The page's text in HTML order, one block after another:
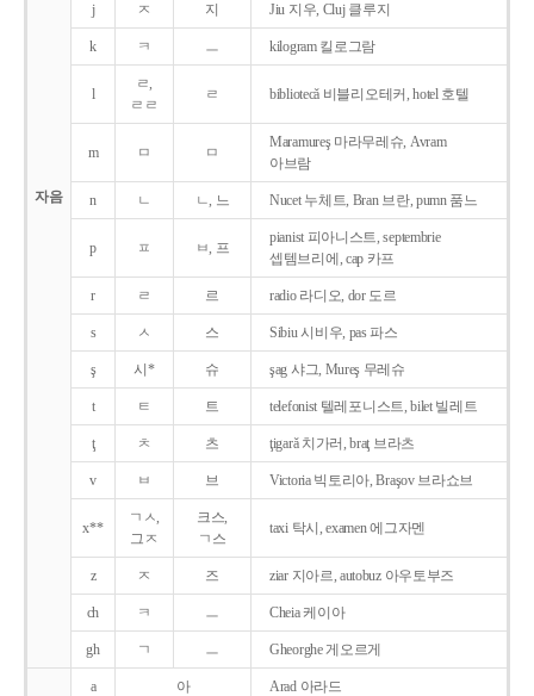
자음
j ㅈ 지 Jiu 지우, Cluj 클루지
k ㅋ ㅡ kilogram 킬로그람
l
ㄹ,
ㄹㄹ
ㄹ bibliotecǎ 비블리오테커, hotel 호텔
m ㅁ ㅁ
Maramureş 마라무레슈, Avram
아브람
n ㄴ ㄴ, 느 Nucet 누체트, Bran 브란, pumn 품느
p ㅍ ㅂ, 프
pianist 피아니스트, septembrie
셉템브리에, cap 카프
r ㄹ 르 radio 라디오, dor 도르
s ㅅ 스 Sibiu 시비우, pas 파스
ş 시* 슈 şag 샤그, Mureş 무레슈
t ㅌ 트 telefonist 텔레포니스트, bilet 빌레트
ţ ㅊ 츠 ţigarǎ 치가러, braţ 브라츠
v ㅂ 브 Victoria 빅토리아, Braşov 브라쇼브
x**
ㄱㅅ,
그ㅈ
크스,
ㄱ스
taxi 탁시, examen 에그자멘
z ㅈ 즈 ziar 지아르, autobuz 아우토부즈
ch ㅋ ㅡ Cheia 케이아
gh ㄱ ㅡ Gheorghe 게오르게
a 아 Arad 아라드